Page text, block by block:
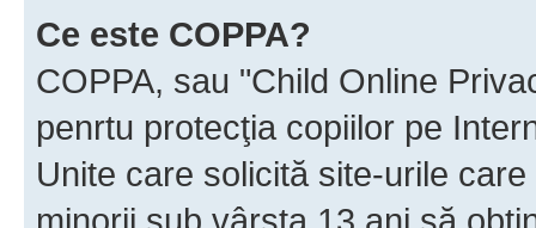
Ce este COPPA?
COPPA, sau "Child Online
penrtu protecţia copiilor pe
Unite care solicită site-urile